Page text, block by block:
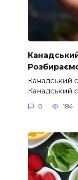
Канадський
Канадський
0 184